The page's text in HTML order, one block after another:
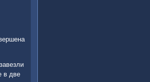
в две